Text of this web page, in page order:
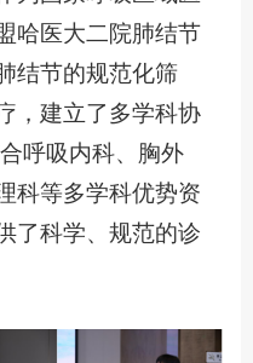
哈医大二院肺结节
结节的规范化筛
，建立了多学科协
呼吸内科、胸外
科等多学科优势资
了科学、规范的诊